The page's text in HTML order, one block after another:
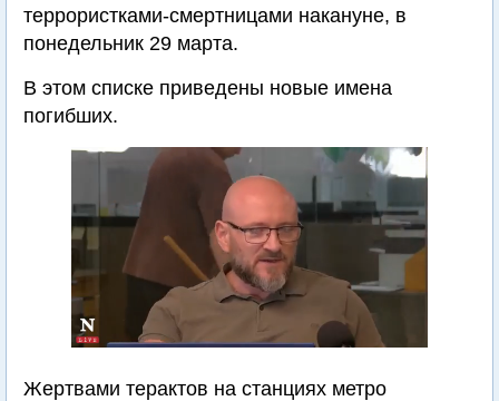
террористками-смертницами накануне, в
понедельник 29 марта.
В этом списке приведены новые имена
погибших.
Жертвами терактов на станциях метро